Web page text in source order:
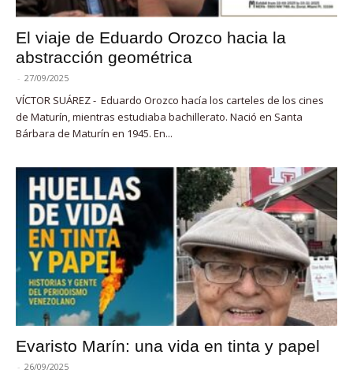
El viaje de Eduardo Orozco hacia la
abstracción geométrica
- 27/09/2025
VÍCTOR SUÁREZ - Eduardo Orozco hacía los carteles de los cines
de Maturín, mientras estudiaba bachillerato. Nació en Santa
Bárbara de Maturín en 1945. En...
Evaristo Marín: una vida en tinta y papel
- 26/09/2025